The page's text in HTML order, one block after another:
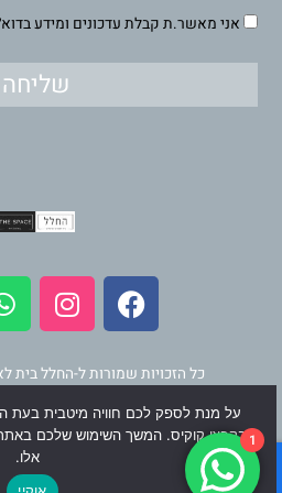
אני מאשר.ת קבלת עדכונים ומידע
שליחה
F
a
c
b
o
o
I
n
s
a
g
r
כל הזכויות שמורות ל-החלל בית
תחזוקה ופיתוח
1
על מנת לספק לכם חוויה מיטבית בעת
בקבצי קוקיס. המשך השימוש שלכם
אלו.